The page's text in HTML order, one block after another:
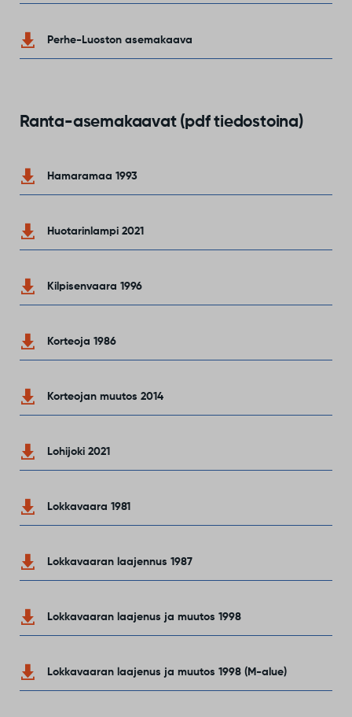
Perhe-Luoston asemakaava
Ranta-asemakaavat (pdf tiedostoina)
Hamaramaa 1993
Huotarinlampi 2021
Kilpisenvaara 1996
Korteoja 1986
Korteojan muutos 2014
Lohijoki 2021
Lokkavaara 1981
Lokkavaaran laajennus 1987
Lokkavaaran laajenus ja muutos 1998
Lokkavaaran laajenus ja muutos 1998 (M-alue)